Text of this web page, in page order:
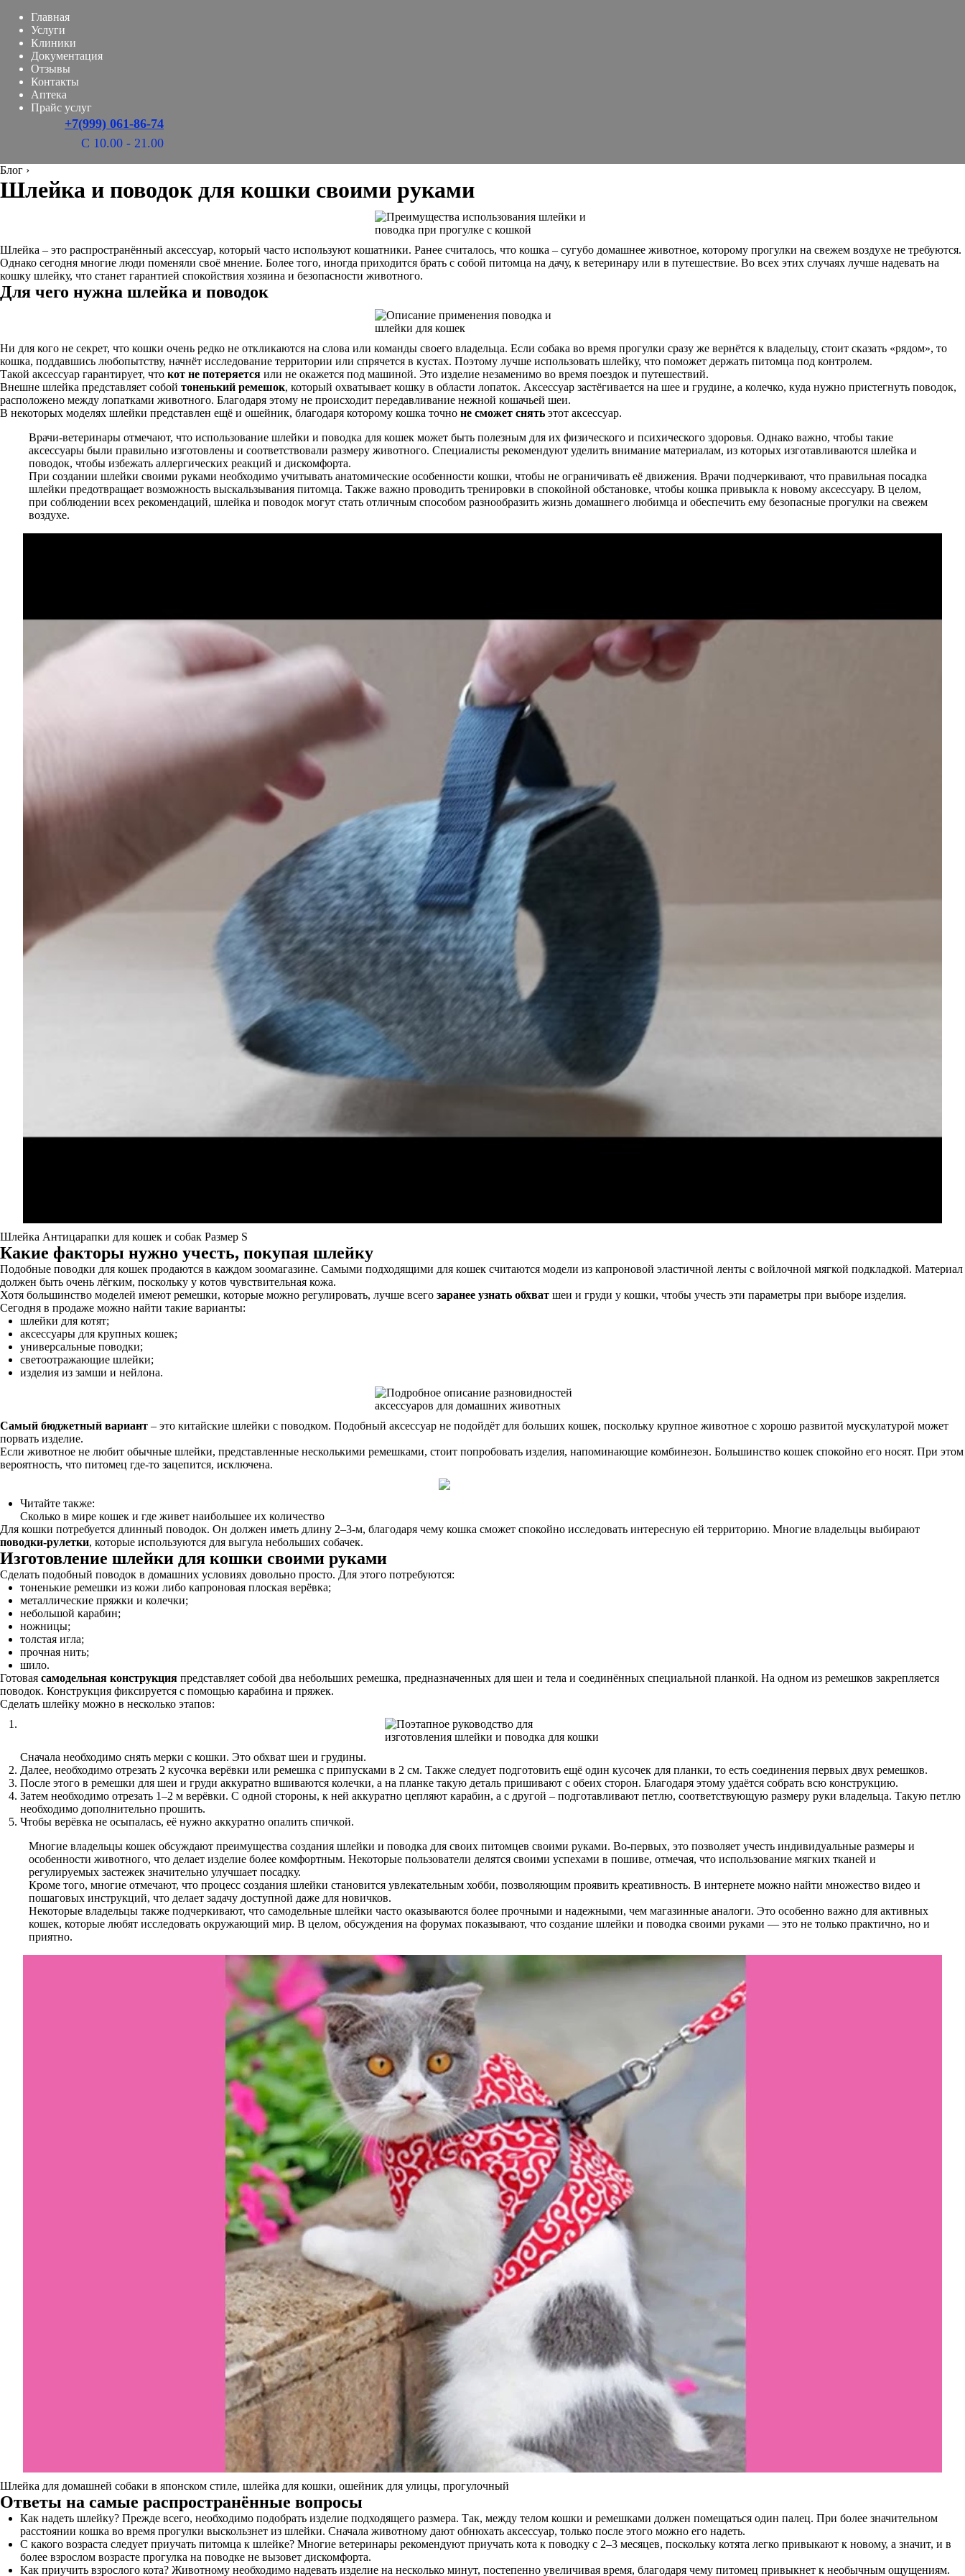
Главная
Услуги
Клиники
Документация
Отзывы
Контакты
Аптека
Прайс услуг
+7(999) 061-86-74
С 10.00 - 21.00
Блог ›
Шлейка и поводок для кошки своими руками
Шлейка – это распространённый аксессуар, который часто используют кошатники. Ранее считалось, что кошка – сугубо домашнее животное, которому прогулки на свежем воздухе не требуются.
Однако сегодня многие люди поменяли своё мнение. Более того, иногда приходится брать с собой питомца на дачу, к ветеринару или в путешествие. Во всех этих случаях лучше надевать на
кошку шлейку, что станет гарантией спокойствия хозяина и безопасности животного.
Для чего нужна шлейка и поводок
Ни для кого не секрет, что кошки очень редко не откликаются на слова или команды своего владельца. Если собака во время прогулки сразу же вернётся к владельцу, стоит сказать «рядом», то
кошка, поддавшись любопытству, начнёт исследование территории или спрячется в кустах. Поэтому лучше использовать шлейку, что поможет держать питомца под контролем.
Такой аксессуар гарантирует, что кот не потеряется или не окажется под машиной. Это изделие незаменимо во время поездок и путешествий.
Внешне шлейка представляет собой тоненький ремешок, который охватывает кошку в области лопаток. Аксессуар застёгивается на шее и грудине, а колечко, куда нужно пристегнуть поводок,
расположено между лопатками животного. Благодаря этому не происходит передавливание нежной кошачьей шеи.
В некоторых моделях шлейки представлен ещё и ошейник, благодаря которому кошка точно не сможет снять этот аксессуар.
Врачи-ветеринары отмечают, что использование шлейки и поводка для кошек может быть полезным для их физического и психического здоровья. Однако важно, чтобы такие
аксессуары были правильно изготовлены и соответствовали размеру животного. Специалисты рекомендуют уделить внимание материалам, из которых изготавливаются шлейка и
поводок, чтобы избежать аллергических реакций и дискомфорта.
При создании шлейки своими руками необходимо учитывать анатомические особенности кошки, чтобы не ограничивать её движения. Врачи подчеркивают, что правильная посадка
шлейки предотвращает возможность выскальзывания питомца. Также важно проводить тренировки в спокойной обстановке, чтобы кошка привыкла к новому аксессуару. В целом,
при соблюдении всех рекомендаций, шлейка и поводок могут стать отличным способом разнообразить жизнь домашнего любимца и обеспечить ему безопасные прогулки на свежем
воздухе.
Шлейка Антицарапки для кошек и собак Размер S
Какие факторы нужно учесть, покупая шлейку
Подобные поводки для кошек продаются в каждом зоомагазине. Самыми подходящими для кошек считаются модели из капроновой эластичной ленты с войлочной мягкой подкладкой. Материал
должен быть очень лёгким, поскольку у котов чувствительная кожа.
Хотя большинство моделей имеют ремешки, которые можно регулировать, лучше всего заранее узнать обхват шеи и груди у кошки, чтобы учесть эти параметры при выборе изделия.
Сегодня в продаже можно найти такие варианты:
шлейки для котят;
аксессуары для крупных кошек;
универсальные поводки;
светоотражающие шлейки;
изделия из замши и нейлона.
Самый бюджетный вариант – это китайские шлейки с поводком. Подобный аксессуар не подойдёт для больших кошек, поскольку крупное животное с хорошо развитой мускулатурой может
порвать изделие.
Если животное не любит обычные шлейки, представленные несколькими ремешками, стоит попробовать изделия, напоминающие комбинезон. Большинство кошек спокойно его носят. При этом
вероятность, что питомец где-то зацепится, исключена.
Читайте также:
Сколько в мире кошек и где живет наибольшее их количество
Для кошки потребуется длинный поводок. Он должен иметь длину 2–3-м, благодаря чему кошка сможет спокойно исследовать интересную ей территорию. Многие владельцы выбирают
поводки-рулетки, которые используются для выгула небольших собачек.
Изготовление шлейки для кошки своими руками
Сделать подобный поводок в домашних условиях довольно просто. Для этого потребуются:
тоненькие ремешки из кожи либо капроновая плоская верёвка;
металлические пряжки и колечки;
небольшой карабин;
ножницы;
толстая игла;
прочная нить;
шило.
Готовая самодельная конструкция представляет собой два небольших ремешка, предназначенных для шеи и тела и соединённых специальной планкой. На одном из ремешков закрепляется
поводок. Конструкция фиксируется с помощью карабина и пряжек.
Сделать шлейку можно в несколько этапов:
Сначала необходимо снять мерки с кошки. Это обхват шеи и грудины.
Далее, необходимо отрезать 2 кусочка верёвки или ремешка с припусками в 2 см. Также следует подготовить ещё один кусочек для планки, то есть соединения первых двух ремешков.
После этого в ремешки для шеи и груди аккуратно вшиваются колечки, а на планке такую деталь пришивают с обеих сторон. Благодаря этому удаётся собрать всю конструкцию.
Затем необходимо отрезать 1–2 м верёвки. С одной стороны, к ней аккуратно цепляют карабин, а с другой – подготавливают петлю, соответствующую размеру руки владельца. Такую петлю
необходимо дополнительно прошить.
Чтобы верёвка не осыпалась, её нужно аккуратно опалить спичкой.
Многие владельцы кошек обсуждают преимущества создания шлейки и поводка для своих питомцев своими руками. Во-первых, это позволяет учесть индивидуальные размеры и
особенности животного, что делает изделие более комфортным. Некоторые пользователи делятся своими успехами в пошиве, отмечая, что использование мягких тканей и
регулируемых застежек значительно улучшает посадку.
Кроме того, многие отмечают, что процесс создания шлейки становится увлекательным хобби, позволяющим проявить креативность. В интернете можно найти множество видео и
пошаговых инструкций, что делает задачу доступной даже для новичков.
Некоторые владельцы также подчеркивают, что самодельные шлейки часто оказываются более прочными и надежными, чем магазинные аналоги. Это особенно важно для активных
кошек, которые любят исследовать окружающий мир. В целом, обсуждения на форумах показывают, что создание шлейки и поводка своими руками — это не только практично, но и
приятно.
Шлейка для домашней собаки в японском стиле, шлейка для кошки, ошейник для улицы, прогулочный
Ответы на самые распространённые вопросы
Как надеть шлейку? Прежде всего, необходимо подобрать изделие подходящего размера. Так, между телом кошки и ремешками должен помещаться один палец. При более значительном
расстоянии кошка во время прогулки выскользнет из шлейки. Сначала животному дают обнюхать аксессуар, только после этого можно его надеть.
С какого возраста следует приучать питомца к шлейке? Многие ветеринары рекомендуют приучать кота к поводку с 2–3 месяцев, поскольку котята легко привыкают к новому, а значит, и в
более взрослом возрасте прогулка на поводке не вызовет дискомфорта.
Как приучить взрослого кота? Животному необходимо надевать изделие на несколько минут, постепенно увеличивая время, благодаря чему питомец привыкнет к необычным ощущениям.